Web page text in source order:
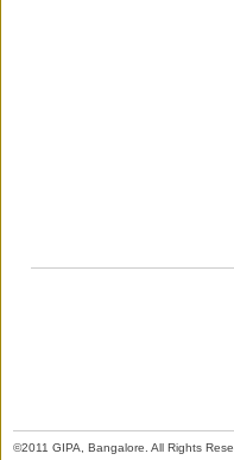
©2011 GIPA, Bangalore. All Rights